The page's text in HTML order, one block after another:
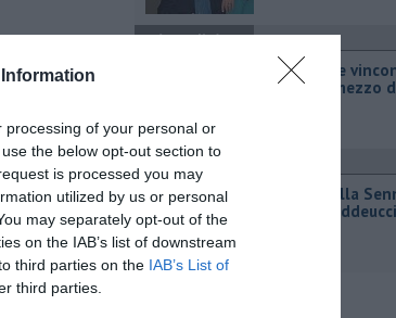
of your personal or
the below opt-out section to
is processed you may
utilized by us or personal
may separately opt-out of the
on the IAB’s list of downstream
third parties on the IAB’s List of
third parties.
Attualità
Grattano e
milioni e mezzo
Sport
Due ori nella
Ginevra Taddeucci